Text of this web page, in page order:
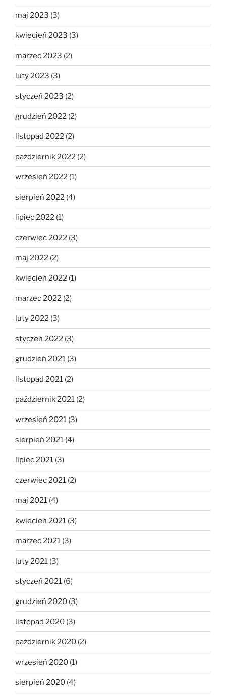
maj 2023 (3)
kwiecień 2023 (3)
marzec 2023 (2)
luty 2023 (3)
styczeń 2023 (2)
grudzień 2022 (2)
listopad 2022 (2)
październik 2022 (2)
wrzesień 2022 (1)
sierpień 2022 (4)
lipiec 2022 (1)
czerwiec 2022 (3)
maj 2022 (2)
kwiecień 2022 (1)
marzec 2022 (2)
luty 2022 (3)
styczeń 2022 (3)
grudzień 2021 (3)
listopad 2021 (2)
październik 2021 (2)
wrzesień 2021 (3)
sierpień 2021 (4)
lipiec 2021 (3)
czerwiec 2021 (2)
maj 2021 (4)
kwiecień 2021 (3)
marzec 2021 (3)
luty 2021 (3)
styczeń 2021 (6)
grudzień 2020 (3)
listopad 2020 (3)
październik 2020 (2)
wrzesień 2020 (1)
sierpień 2020 (4)